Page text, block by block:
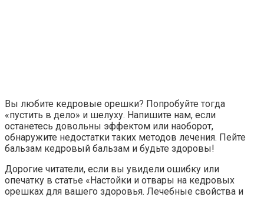
Вы любите кедровые орешки? Попробуйте тогда
«пустить в дело» и шелуху. Напишите нам, если
останетесь довольны эффектом или наоборот,
обнаружите недостатки таких методов лечения. Пейте
бальзам кедровый бальзам и будьте здоровы!
Дорогие читатели, если вы увидели ошибку или
опечатку в статье «Настойки и отвары на кедровых
орешках для вашего здоровья. Лечебные свойства и